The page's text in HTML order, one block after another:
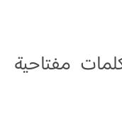
مفتاحية